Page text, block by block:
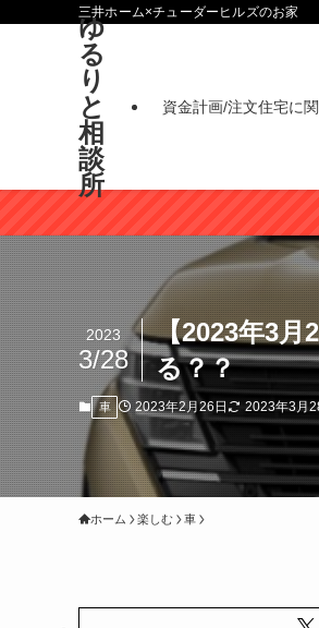
三井ホーム×チューダーヒルズのお家
ゆ
る
り
と
相
談
所
資金計画/注文住宅に
【2023年3月
る？？
2023
3/28
車 2023年2月26日 2023年3月
ホーム 楽しむ 車